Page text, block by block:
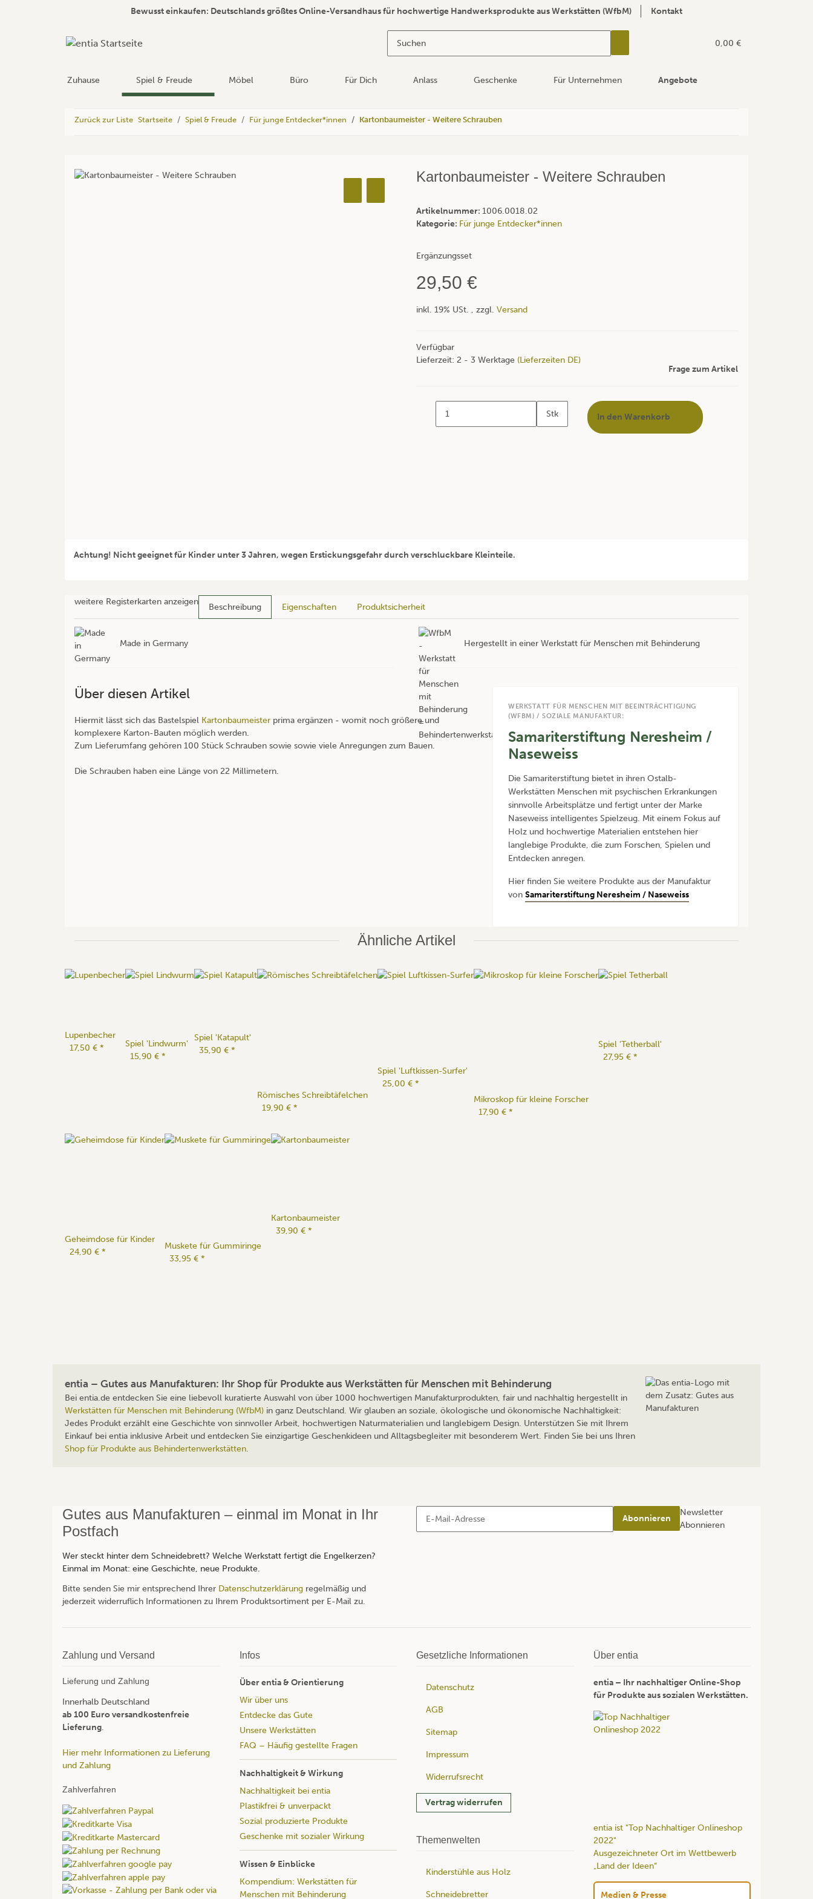
Bewusst einkaufen: Deutschlands größtes Online-Versandhaus für hochwertige Handwerksprodukte aus Werkstätten (WfbM) Kontakt
0,00 €
Zuhause Spiel & Freude Möbel Büro Für Dich Anlass Geschenke Für Unternehmen Angebote
Zurück zur Liste Startseite Spiel & Freude Für junge Entdecker*innen Kartonbaumeister - Weitere Schrauben
Kartonbaumeister - Weitere Schrauben
Artikelnummer: 1006.0018.02
Kategorie: Für junge Entdecker*innen
Ergänzungsset
29,50 €
inkl. 19% USt. , zzgl. Versand
Verfügbar
Lieferzeit: 2 - 3 Werktage (Lieferzeiten DE)
Frage zum Artikel
Stk In den Warenkorb
Achtung! Nicht geeignet für Kinder unter 3 Jahren, wegen Erstickungsgefahr durch verschluckbare Kleinteile.
weitere Registerkarten anzeigen
Beschreibung Eigenschaften Produktsicherheit
Made in Germany Hergestellt in einer Werkstatt für Menschen mit Behinderung
Über diesen Artikel
Hiermit lässt sich das Bastelspiel Kartonbaumeister prima ergänzen - womit noch größere und
komplexere Karton-Bauten möglich werden.
Zum Lieferumfang gehören 100 Stück Schrauben sowie sowie viele Anregungen zum Bauen.
Die Schrauben haben eine Länge von 22 Millimetern.
WERKSTATT FÜR MENSCHEN MIT BEEINTRÄCHTIGUNG
(WFBM) / SOZIALE MANUFAKTUR:
Samariterstiftung Neresheim /
Naseweiss
Die Samariterstiftung bietet in ihren Ostalb-
Werkstätten Menschen mit psychischen Erkrankungen
sinnvolle Arbeitsplätze und fertigt unter der Marke
Naseweiss intelligentes Spielzeug. Mit einem Fokus auf
Holz und hochwertige Materialien entstehen hier
langlebige Produkte, die zum Forschen, Spielen und
Entdecken anregen.
Hier finden Sie weitere Produkte aus der Manufaktur
vonSamariterstiftung Neresheim / Naseweiss
Ähnliche Artikel
Lupenbecher
17,50 € *
Spiel 'Lindwurm'
15,90 € *
Spiel 'Katapult'
35,90 € *
Römisches Schreibtäfelchen
19,90 € *
Spiel 'Luftkissen-Surfer'
25,00 € *
Mikroskop für kleine Forscher
17,90 € *
Spiel 'Tetherball'
27,95 € *
Geheimdose für Kinder
24,90 € *
Muskete für Gummiringe
33,95 € *
Kartonbaumeister
39,90 € *
entia – Gutes aus Manufakturen: Ihr Shop für Produkte aus Werkstätten für Menschen mit Behinderung
Bei entia.de entdecken Sie eine liebevoll kuratierte Auswahl von über 1000 hochwertigen Manufakturprodukten, fair und nachhaltig hergestellt in
Werkstätten für Menschen mit Behinderung (WfbM) in ganz Deutschland. Wir glauben an soziale, ökologische und ökonomische Nachhaltigkeit:
Jedes Produkt erzählt eine Geschichte von sinnvoller Arbeit, hochwertigen Naturmaterialien und langlebigem Design. Unterstützen Sie mit Ihrem
Einkauf bei entia inklusive Arbeit und entdecken Sie einzigartige Geschenkideen und Alltagsbegleiter mit besonderem Wert. Finden Sie bei uns Ihren
Shop für Produkte aus Behindertenwerkstätten.
Gutes aus Manufakturen – einmal im Monat in Ihr
Postfach
Wer steckt hinter dem Schneidebrett? Welche Werkstatt fertigt die Engelkerzen?
Einmal im Monat: eine Geschichte, neue Produkte.
Bitte senden Sie mir entsprechend Ihrer Datenschutzerklärung regelmäßig und
jederzeit widerruflich Informationen zu Ihrem Produktsortiment per E-Mail zu.
Abonnieren
Newsletter
Abonnieren
Zahlung und Versand
Lieferung und Zahlung
Innerhalb Deutschland
ab 100 Euro versandkostenfreie
Lieferung.
Hier mehr Informationen zu Lieferung
und Zahlung
Zahlverfahren
Infos
Über entia & Orientierung
Wir über uns
Entdecke das Gute
Unsere Werkstätten
FAQ – Häufig gestellte Fragen
Nachhaltigkeit & Wirkung
Nachhaltigkeit bei entia
Plastikfrei & unverpackt
Sozial produzierte Produkte
Geschenke mit sozialer Wirkung
Wissen & Einblicke
Kompendium: Werkstätten für
Menschen mit Behinderung
Gesetzliche Informationen
Datenschutz
AGB
Sitemap
Impressum
Widerrufsrecht
Vertrag widerrufen
Themenwelten
Kinderstühle aus Holz
Schneidebretter
Über entia
entia – Ihr nachhaltiger Online-Shop
für Produkte aus sozialen Werkstätten.
entia ist "Top Nachhaltiger Onlineshop
2022"
Ausgezeichneter Ort im Wettbewerb
„Land der Ideen“
Medien & Presse